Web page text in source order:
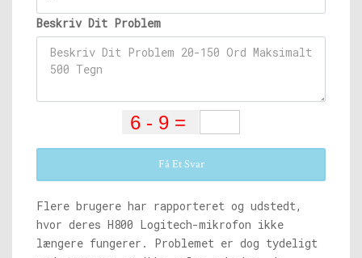
Beskriv Dit Problem
Få Et Svar
Flere brugere har rapporteret og udstedt,
hvor deres H800 Logitech-mikrofon ikke
længere fungerer. Problemet er dog tydeligt